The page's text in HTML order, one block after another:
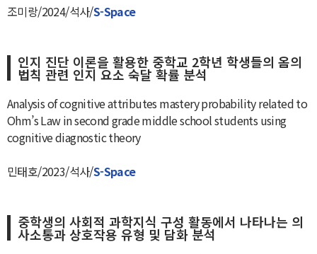
조미랑/2024/석사/S-Space
인지 진단 이론을 활용한 중학교 2학년 학생들의 옴의
법칙 관련 인지 요소 숙달 확률 분석
Analysis of cognitive attributes mastery probability related to
Ohm’s Law in second grade middle school students using
cognitive diagnostic theory
민태호/2023/석사/S-Space
중학생의 사회적 과학지식 구성 활동에서 나타나는 의
사소통과 상호작용 유형 및 담화 분석